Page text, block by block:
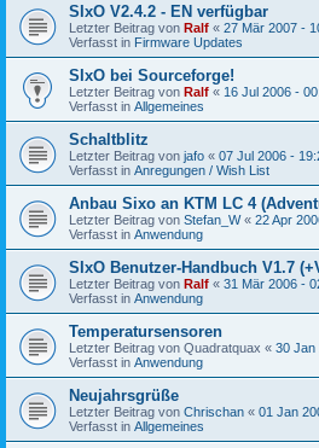
SIxO V2.4.2 - EN verfügbar
Letzter Beitrag von Ralf « 27 Mär 2007 -
Verfasst in Firmware Updates
SIxO bei Sourceforge!
Letzter Beitrag von Ralf « 16 Jul 2006 -
Verfasst in Allgemeines
Schaltblitz
Letzter Beitrag von jafo « 07 Jul 2006 -
Verfasst in Anregungen / Wish List
Anbau Sixo an KTM LC 4
Letzter Beitrag von Stefan_W« 22 Apr
Verfasst in Anwendung
SIxO Benutzer-Handbuch V1.7
Letzter Beitrag von Ralf « 31 Mär 2006 -
Verfasst in Anwendung
Temperatursensoren
Letzter Beitrag von Quadratquax « 30 Jan
Verfasst in Anwendung
Neujahrsgrüße
Letzter Beitrag von Chrischan « 01 Jan
Verfasst in Allgemeines